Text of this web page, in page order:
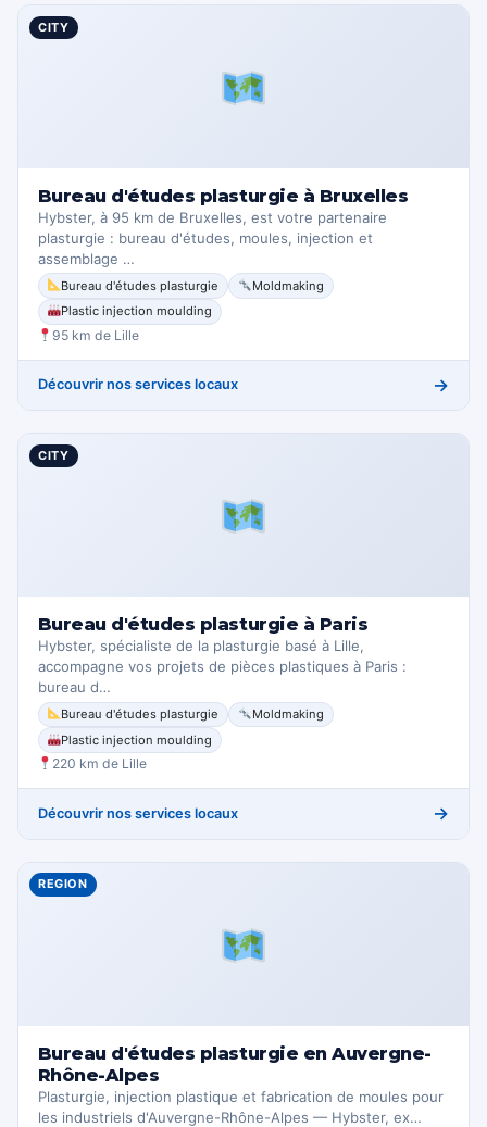
CITY
Bureau d'études plasturgie à Bruxelles
Hybster, à 95 km de Bruxelles, est votre partenaire
plasturgie : bureau d'études, moules, injection et
assemblage …
Bureau d'études plasturgie
Moldmaking
Plastic injection moulding
95 km de Lille
Découvrir nos services locaux →
CITY
Bureau d'études plasturgie à Paris
Hybster, spécialiste de la plasturgie basé à Lille,
accompagne vos projets de pièces plastiques à Paris :
bureau d…
Bureau d'études plasturgie
Moldmaking
Plastic injection moulding
220 km de Lille
Découvrir nos services locaux →
REGION
Bureau d'études plasturgie en Auvergne-
Rhône-Alpes
Plasturgie, injection plastique et fabrication de moules pour
les industriels d'Auvergne-Rhône-Alpes — Hybster, ex…